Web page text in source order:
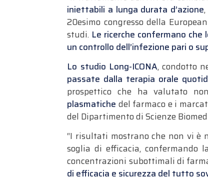
iniettabili a lunga durata d’azione
20esimo congresso della
studi. Le ricerche confermano
un controllo dell’infezione pari o
Lo studio Long-ICONA, condotto
passate dalla terapia orale
prospettico che ha valutato
plasmatiche del farmaco e i
del Dipartimento di Scienze
“I risultati mostrano che non vi è
soglia di efficacia, confermando
concentrazioni subottimali di
di efficacia e sicurezza del tutto